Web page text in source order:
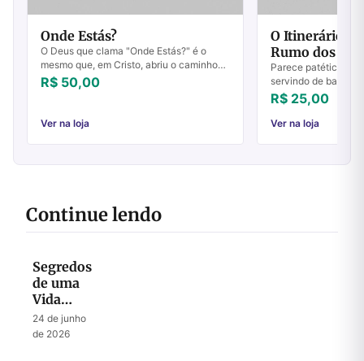
Onde Estás?
O Deus que clama "Onde Estás?" é o
mesmo que, em Cristo, abriu o caminho
para que possamos voltar ao"jardim' - ao
"Lugar do Encontro" - ao lugar de
R$ 50,00
Ver na loja
O Itinerário de
Rumo dos
Parece patético
servindo de base
ministério como o
encarnação. A
R$ 25,00
Ver na loja
Continue lendo
Segredos
de uma
Vida
Abençoada
por Deus
24 de junho
de 2026